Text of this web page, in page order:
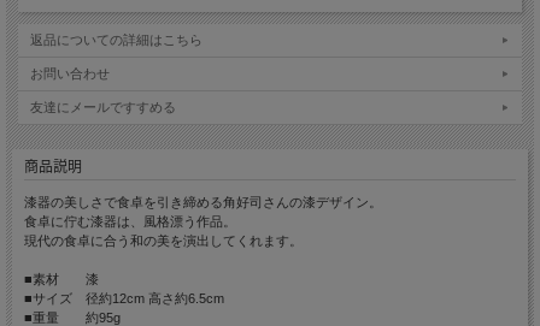
返品についての詳細はこちら
お問い合わせ
友達にメールですすめる
商品説明
漆器の美しさで食卓を引き締める角好司さんの漆デザイン。
食卓に佇む漆器は、風格漂う作品。
現代の食卓に合う和の美を演出してくれます。
■素材 漆
■サイズ 径約12cm 高さ約6.5cm
■重量 約95g